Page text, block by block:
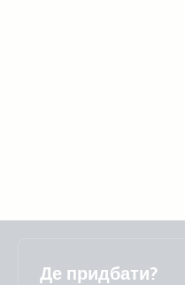
Українська
Stay up to date
Де придбати?